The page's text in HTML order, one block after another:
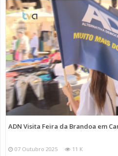
ADN Visita Feira da Brandoa em
07 Outubro 2025 11 K